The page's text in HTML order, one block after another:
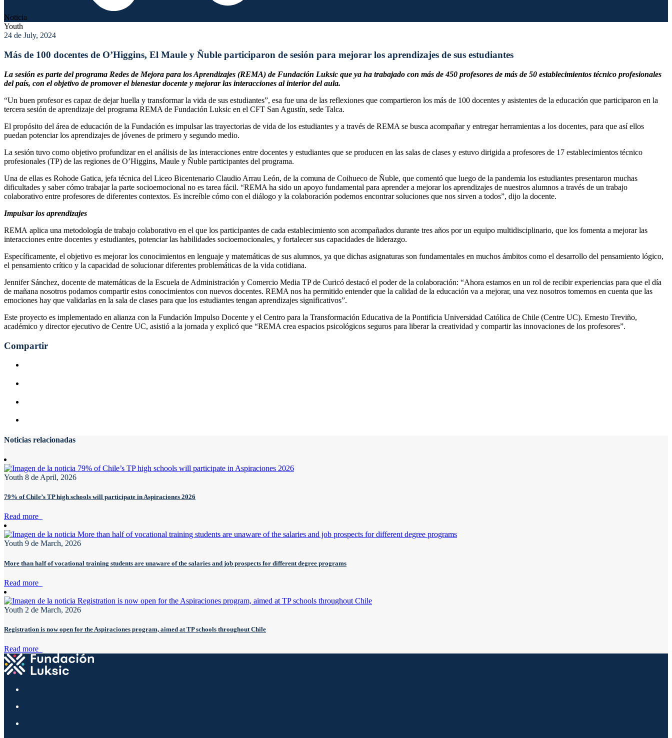
Noticia
Youth
24 de July, 2024
Más de 100 docentes de O’Higgins, El Maule y Ñuble participaron de sesión para mejorar los aprendizajes de sus estudiantes
La sesión es parte del programa Redes de Mejora para los Aprendizajes (REMA) de Fundación Luksic que ya ha trabajado con más de 450 profesores de más de 50 establecimientos técnico profesionales
del país, con el objetivo de promover el bienestar docente y mejorar las interacciones al interior del aula.
“Un buen profesor es capaz de dejar huella y transformar la vida de sus estudiantes”, esa fue una de las reflexiones que compartieron los más de 100 docentes y asistentes de la educación que participaron en la
tercera sesión de aprendizaje del programa REMA de Fundación Luksic en el CFT San Agustín, sede Talca.
El propósito del área de educación de la Fundación es impulsar las trayectorias de vida de los estudiantes y a través de REMA se busca acompañar y entregar herramientas a los docentes, para que así ellos
puedan potenciar los aprendizajes de jóvenes de primero y segundo medio.
La sesión tuvo como objetivo profundizar en el análisis de las interacciones entre docentes y estudiantes que se producen en las salas de clases y estuvo dirigida a profesores de 17 establecimientos técnico
profesionales (TP) de las regiones de O’Higgins, Maule y Ñuble participantes del programa.
Una de ellas es Rohode Gatica, jefa técnica del Liceo Bicentenario Claudio Arrau León, de la comuna de Coihueco de Ñuble, que comentó que luego de la pandemia los estudiantes presentaron muchas
dificultades y saber cómo trabajar la parte socioemocional no es tarea fácil. “REMA ha sido un apoyo fundamental para aprender a mejorar los aprendizajes de nuestros alumnos a través de un trabajo
colaborativo entre profesores de diferentes contextos. Es increíble cómo con el diálogo y la colaboración podemos encontrar soluciones que nos sirven a todos”, dijo la docente.
Impulsar los aprendizajes
REMA aplica una metodología de trabajo colaborativo en el que los participantes de cada establecimiento son acompañados durante tres años por un equipo multidisciplinario, que los fomenta a mejorar las
interacciones entre docentes y estudiantes, potenciar las habilidades socioemocionales, y fortalecer sus capacidades de liderazgo.
Específicamente, el objetivo es mejorar los conocimientos en lenguaje y matemáticas de sus alumnos, ya que dichas asignaturas son fundamentales en muchos ámbitos como el desarrollo del pensamiento lógico,
el pensamiento crítico y la capacidad de solucionar diferentes problemáticas de la vida cotidiana.
Jennifer Sánchez, docente de matemáticas de la Escuela de Administración y Comercio Media TP de Curicó destacó el poder de la colaboración: “Ahora estamos en un rol de recibir experiencias para que el día
de mañana nosotros podamos compartir estos conocimientos con nuevos docentes. REMA nos ha permitido entender que la calidad de la educación va a mejorar, una vez nosotros tomemos en cuenta que las
emociones hay que validarlas en la sala de clases para que los estudiantes tengan aprendizajes significativos”.
Este proyecto es implementado en alianza con la Fundación Impulso Docente y el Centro para la Transformación Educativa de la Pontificia Universidad Católica de Chile (Centre UC). Ernesto Treviño,
académico y director ejecutivo de Centre UC, asistió a la jornada y explicó que “REMA crea espacios psicológicos seguros para liberar la creatividad y compartir las innovaciones de los profesores”.
Compartir
Noticias relacionadas
Youth 8 de April, 2026
79% of Chile’s TP high schools will participate in Aspiraciones 2026
Read more
Youth 9 de March, 2026
More than half of vocational training students are unaware of the salaries and job prospects for different degree programs
Read more
Youth 2 de March, 2026
Registration is now open for the Aspiraciones program, aimed at TP schools throughout Chile
Read more